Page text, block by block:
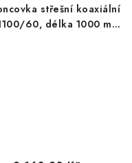
střešní koaxiální
60, délka 1000 mm,